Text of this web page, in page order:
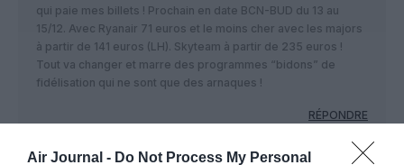
Air Journal - Do Not Process My Personal
qui paie mes billets ! Prochain en date BCN-BUD du 13 au
15/12. Avec Ryanair 71 euros et le moins cher avec les majors
à partir de 141 euros (LH). Skyteam à partir de 235 euros !
Tout va changer et marre des programmes “bidons” de
fidélisation qui ne sont que des arnaques !
RÉPONDRE